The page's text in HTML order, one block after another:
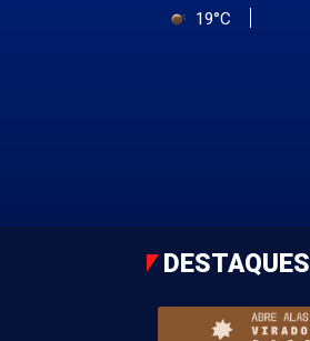
19°C
DESTAQUES